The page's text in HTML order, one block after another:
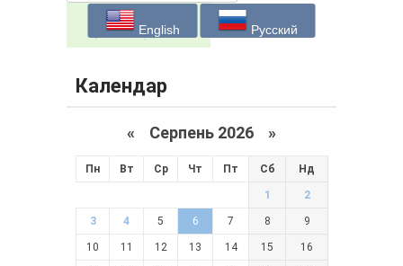
English Русский
Календар
« Серпень 2026 »
Пн Вт Ср Чт Пт Сб Нд
1 2
3 4 5 6 7 8 9
10 11 12 13 14 15 16